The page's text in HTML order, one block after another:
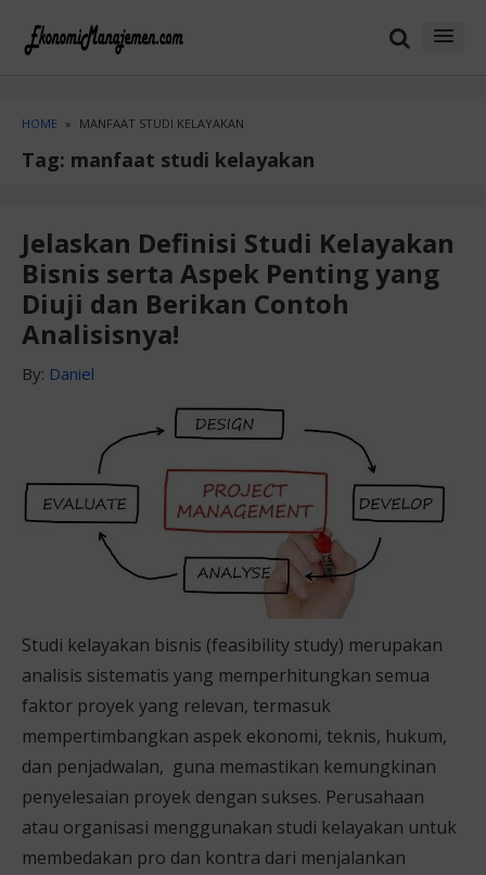
HOME » MANFAAT STUDI KELAYAKAN
Tag: manfaat studi kelayakan
Jelaskan Definisi Studi Kelayakan
Bisnis serta Aspek Penting yang
Diuji dan Berikan Contoh
Analisisnya!
By: Daniel
Studi kelayakan bisnis (feasibility study) merupakan
analisis sistematis yang memperhitungkan semua
faktor proyek yang relevan, termasuk
mempertimbangkan aspek ekonomi, teknis, hukum,
dan penjadwalan, guna memastikan kemungkinan
penyelesaian proyek dengan sukses. Perusahaan
atau organisasi menggunakan studi kelayakan untuk
membedakan pro dan kontra dari menjalankan